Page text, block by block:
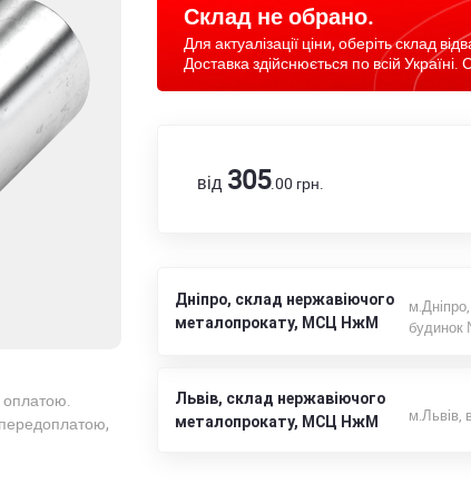
оплатою.
передоплатою,
Склад не обрано.
Для актуалізації ціни, оберіть склад
Доставка здійснюється по всій Україні.
від 305.00 грн.
Дніпро, склад нержавіючого
металопрокату, МСЦ НжМ
Львів, склад нержавіючого
металопрокату, МСЦ НжМ
м.Львів,